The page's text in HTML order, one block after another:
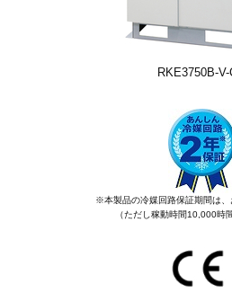
RKE3750B-
※本製品の冷媒回路保証期間は、
（ただし稼動時間10,000時